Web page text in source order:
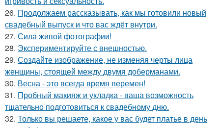
26. Продолжаем рассказывать, как мы готовили новый
свадебный выпуск и что вас ждёт внутри.
27. Сила живой фотографии!
28. Экспериментируйте с внешностью.
29. Создайте изображение, не изменяя черты лица
женщины, стоящей между двумя доберманами.
30. Весна - это всегда время перемен!
31. Пробный макияж и укладка - ваша возможность
тщательно подготовиться к свадебному дню.
32. Только вы решаете, какое у вас будет платье в день